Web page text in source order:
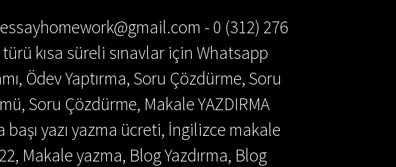
- 0 (312) 276
kısa süreli sınavlar için Whatsapp
Ödev Yaptırma, Soru Çözdürme, Soru
Soru Çözdürme, Makale YAZDIRMA
yazı yazma ücreti, İngilizce makale
Makale yazma, Blog Yazdırma, Blog